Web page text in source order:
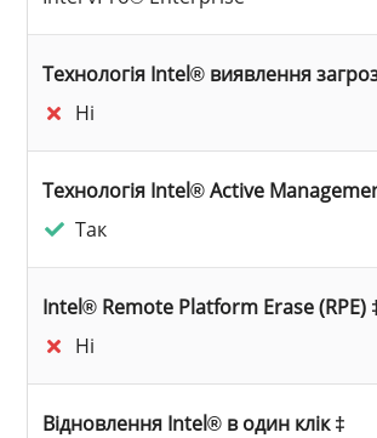
Технологія Intel® виявлення
Ні
Технологія Intel® Active
Так
Intel® Remote Platform Erase (RPE)
Ні
Відновлення Intel® в один клік ‡